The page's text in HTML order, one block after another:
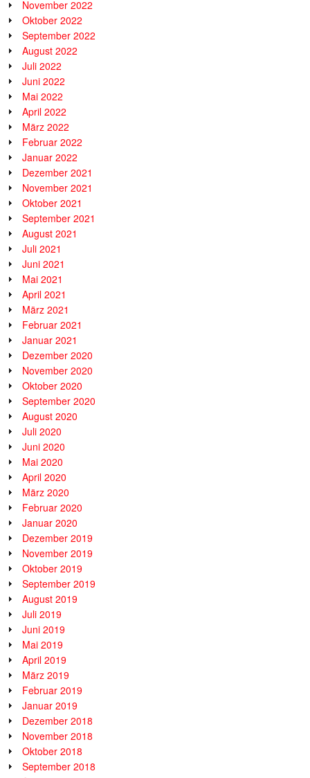
November 2022
Oktober 2022
September 2022
August 2022
Juli 2022
Juni 2022
Mai 2022
April 2022
März 2022
Februar 2022
Januar 2022
Dezember 2021
November 2021
Oktober 2021
September 2021
August 2021
Juli 2021
Juni 2021
Mai 2021
April 2021
März 2021
Februar 2021
Januar 2021
Dezember 2020
November 2020
Oktober 2020
September 2020
August 2020
Juli 2020
Juni 2020
Mai 2020
April 2020
März 2020
Februar 2020
Januar 2020
Dezember 2019
November 2019
Oktober 2019
September 2019
August 2019
Juli 2019
Juni 2019
Mai 2019
April 2019
März 2019
Februar 2019
Januar 2019
Dezember 2018
November 2018
Oktober 2018
September 2018